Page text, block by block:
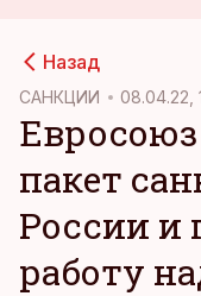
Назад
САНКЦИИ 08.04.22,
пакет
России и
работу